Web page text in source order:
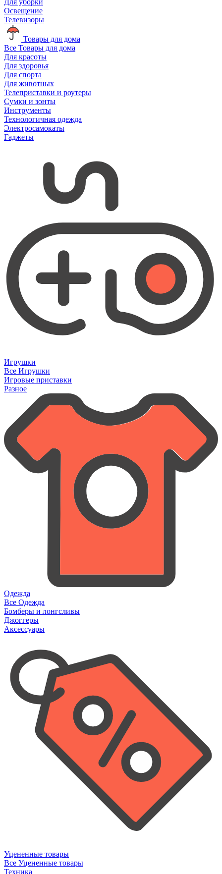
Освещение
Телевизоры
Товары для дома
Все Товары для дома
Для красоты
Для здоровья
Для спорта
Для животных
Телеприставки и роутеры
Сумки и зонты
Инструменты
Технологичная одежда
Электросамокаты
Гаджеты
Игрушки
Все Игрушки
Игровые приставки
Разное
Одежда
Все Одежда
Бомберы и лонгсливы
Джоггеры
Аксессуары
Уцененные товары
Все Уцененные товары
Техника